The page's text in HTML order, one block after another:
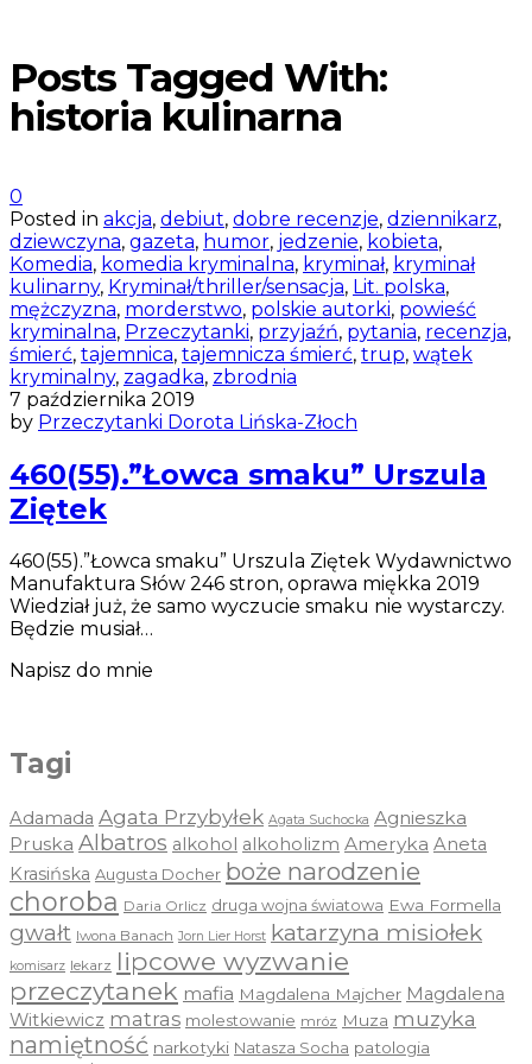
Posts Tagged With:
historia kulinarna
0
Posted in akcja, debiut, dobre recenzje, dziennikarz,
dziewczyna, gazeta, humor, jedzenie, kobieta,
Komedia, komedia kryminalna, kryminał, kryminał
kulinarny, Kryminał/thriller/sensacja, Lit. polska,
mężczyzna, morderstwo, polskie autorki, powieść
kryminalna, Przeczytanki, przyjaźń, pytania, recenzja,
śmierć, tajemnica, tajemnicza śmierć, trup, wątek
kryminalny, zagadka, zbrodnia
7 października 2019
by Przeczytanki Dorota Lińska-Złoch
460(55).”Łowca smaku” Urszula
Ziętek
460(55).”Łowca smaku” Urszula Ziętek Wydawnictwo
Manufaktura Słów 246 stron, oprawa miękka 2019
Wiedział już, że samo wyczucie smaku nie wystarczy.
Będzie musiał…
Napisz do mnie
Tagi
Adamada Agata Przybyłek Agata Suchocka Agnieszka
Pruska Albatros alkohol alkoholizm Ameryka Aneta
Krasińska Augusta Docher boże narodzenie
choroba Daria Orlicz druga wojna światowa Ewa Formella
gwałt Iwona Banach Jorn Lier Horst katarzyna misiołek
komisarz lekarz lipcowe wyzwanie
przeczytanek mafia Magdalena Majcher Magdalena
Witkiewicz matras molestowanie mróz Muza muzyka
namiętność narkotyki Natasza Socha patologia